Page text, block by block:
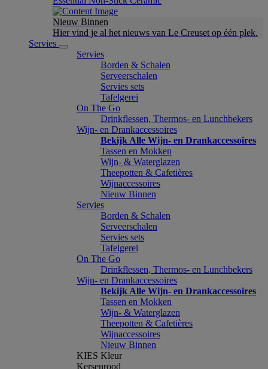
Nieuw Binnen
Hier vind je al het nieuws van Le Creuset op één plek.
Servies
Servies
Borden & Schalen
Serveerschalen
Servies sets
Tafelgerei
On The Go
Drinkflessen, Thermos- en Lunchbekers
Wijn- en Drankaccessoires
Bekijk Alle Wijn- en Drankaccessoires
Tassen en Mokken
Wijn- & Waterglazen
Theepotten & Cafetières
Wijnaccessoires
Nieuw Binnen
Servies
Borden & Schalen
Serveerschalen
Servies sets
Tafelgerei
On The Go
Drinkflessen, Thermos- en Lunchbekers
Wijn- en Drankaccessoires
Bekijk Alle Wijn- en Drankaccessoires
Tassen en Mokken
Wijn- & Waterglazen
Theepotten & Cafetières
Wijnaccessoires
Nieuw Binnen
KIES Kleur
Kersenrood